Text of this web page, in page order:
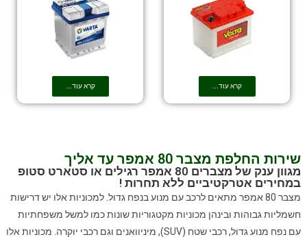
קרא עוד... קרא עוד...
שירות החלפת מצבר 80 אמפר עד אליך
מגוון ענק של מצברים 80 אמפר רגילים או סטארט סטופ
במחירים אטרקטיביים ללא תחרות !
מצבר 80 אמפר מתאים לרכב עם מנוע בנפח גדול. למכוניות אלו יש דרישות
חשמליות גבוהות ובינהן מכוניות מקטגוריות שונות כמו למשל משפחתיות
עם נפח מנוע גדול, רכבי שטח (SUV), מיניוואנים וגם רכבי יוקרה. מכוניות אלו